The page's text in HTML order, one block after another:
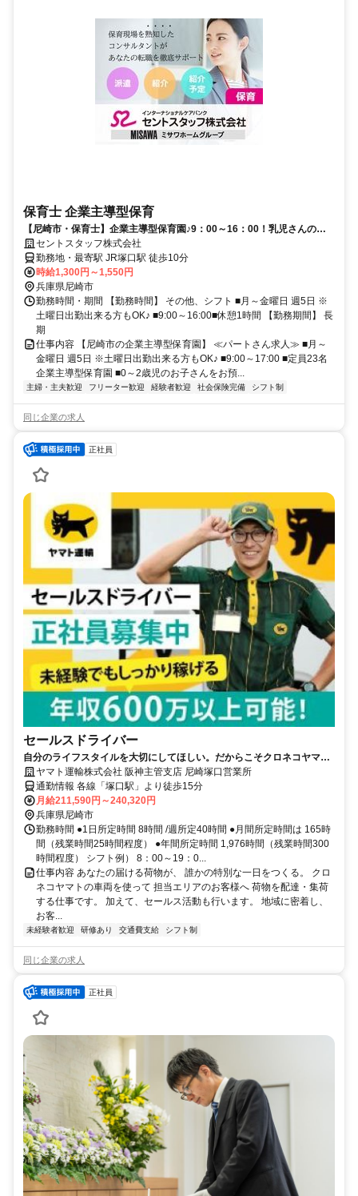
保育士 企業主導型保育
【尼崎市・保育士】企業主導型保育園♪9：00～16：00！乳児さんのみ
定員23名♪のびのび保育☆
セントスタッフ株式会社
勤務地・最寄駅 JR塚口駅 徒歩10分
時給1,300円～1,550円
兵庫県尼崎市
勤務時間・期間 【勤務時間】 その他、シフト ■月～金曜日 週5日 ※
土曜日出勤出来る方もOK♪ ■9:00～16:00■休憩1時間 【勤務期間】 長
期
仕事内容 【尼崎市の企業主導型保育園】 ≪パートさん求人≫ ■月～
金曜日 週5日 ※土曜日出勤出来る方もOK♪ ■9:00～17:00 ■定員23名
企業主導型保育園 ■0～2歳児のお子さんをお預...
主婦・主夫歓迎 フリーター歓迎 経験者歓迎 社会保険完備 シフト制
同じ企業の求人
正社員
セールスドライバー
自分のライフスタイルを大切にしてほしい。だからこそクロネコヤマト
は収入も休日も充実
ヤマト運輸株式会社 阪神主管支店 尼崎塚口営業所
通勤情報 各線「塚口駅」より徒歩15分
月給211,590円～240,320円
兵庫県尼崎市
勤務時間 ●1日所定時間 8時間 /週所定40時間 ●月間所定時間は 165時
間（残業時間25時間程度） ●年間所定時間 1,976時間（残業時間300
時間程度） シフト例） 8：00～19：0...
仕事内容 あなたの届ける荷物が、 誰かの特別な一日をつくる。 クロ
ネコヤマトの車両を使って 担当エリアのお客様へ 荷物を配達・集荷
する仕事です。 加えて、セールス活動も行います。 地域に密着し、
お客...
未経験者歓迎 研修あり 交通費支給 シフト制
同じ企業の求人
正社員